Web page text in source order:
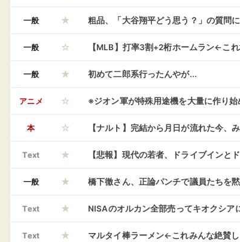
一般 ★ 粗品、「大谷翔平どう思う？」の質問
ャンブルつながり？“共働”野望語る
一般 ☆ 【MLB】打率3割+2桁ホームラン←こ
ーの壁だよな
一般 ★ 初めて二郎系行ったんやが...
アニメ ☆ ※ジオン軍が特殊用途機を大量に作り
本 ☆ 【ナルト】完結から月日が流れた今、
Text ★ 【悲報】現代の若者、ドライブインと
い
一般 ★ 橋下徹さん、正論パンチで議員たちを
Text ★ NISAのオルカン全部売ってキオクシア
Text ★ マルタイ棒ラーメン←これみんな絶賛